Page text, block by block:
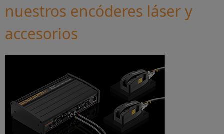
nuestros encóderes láser y
accesorios